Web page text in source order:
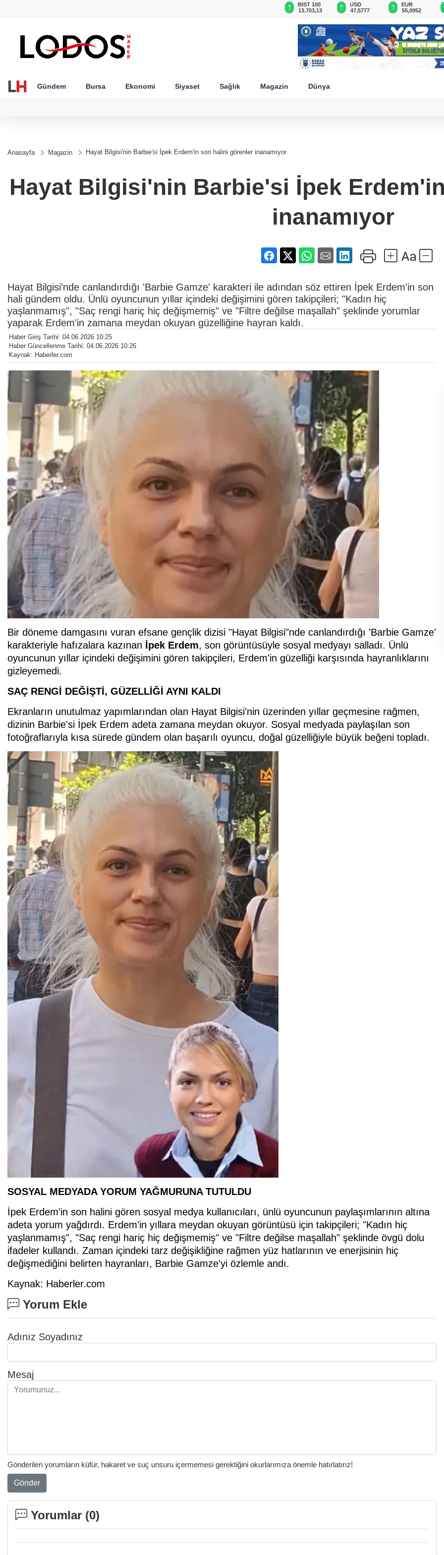
BIST 100
13.703,13
USD
47,5777
EUR
55,0952
Gündem Bursa Ekonomi Siyaset Sağlık Magazin Dünya
Anasayfa Magazin Hayat Bilgisi'nin Barbie'si İpek Erdem'in son halini görenler inanamıyor
Hayat Bilgisi'nin Barbie'si İpek
inanamıyor
Hayat Bilgisi'nde canlandırdığı 'Barbie Gamze' karakteri ile adından söz ettiren İpek Erdem'in son
hali gündem oldu. Ünlü oyuncunun yıllar içindeki değişimini gören takipçileri; "Kadın hiç
yaşlanmamış", "Saç rengi hariç hiç değişmemiş" ve "Filtre değilse maşallah" şeklinde yorumlar
yaparak Erdem'in zamana meydan okuyan güzelliğine hayran kaldı.
Haber Giriş Tarihi: 04.06.2026 10:25
Haber Güncellenme Tarihi: 04.06.2026 10:26
Kaynak: Haberler.com
Bir döneme damgasını vuran efsane gençlik dizisi "Hayat Bilgisi"nde canlandırdığı 'Barbie Gamze'
karakteriyle hafızalara kazınan İpek Erdem, son görüntüsüyle sosyal medyayı salladı. Ünlü
oyuncunun yıllar içindeki değişimini gören takipçileri, Erdem'in güzelliği karşısında hayranlıklarını
gizleyemedi.
SAÇ RENGİ DEĞİŞTİ, GÜZELLİĞİ AYNI KALDI
Ekranların unutulmaz yapımlarından olan Hayat Bilgisi'nin üzerinden yıllar geçmesine rağmen,
dizinin Barbie'si İpek Erdem adeta zamana meydan okuyor. Sosyal medyada paylaşılan son
fotoğraflarıyla kısa sürede gündem olan başarılı oyuncu, doğal güzelliğiyle büyük beğeni topladı.
SOSYAL MEDYADA YORUM YAĞMURUNA TUTULDU
İpek Erdem'in son halini gören sosyal medya kullanıcıları, ünlü oyuncunun paylaşımlarının altına
adeta yorum yağdırdı. Erdem'in yıllara meydan okuyan görüntüsü için takipçileri; "Kadın hiç
yaşlanmamış", "Saç rengi hariç hiç değişmemiş" ve "Filtre değilse maşallah" şeklinde övgü dolu
ifadeler kullandı. Zaman içindeki tarz değişikliğine rağmen yüz hatlarının ve enerjisinin hiç
değişmediğini belirten hayranları, Barbie Gamze'yi özlemle andı.
Kaynak: Haberler.com
Yorum Ekle
Adınız Soyadınız
Mesaj
Gönderilen yorumların küfür, hakaret ve suç unsuru içermemesi gerektiğini okurlarımıza önemle hatırlatırız!
Gönder
Yorumlar (0)